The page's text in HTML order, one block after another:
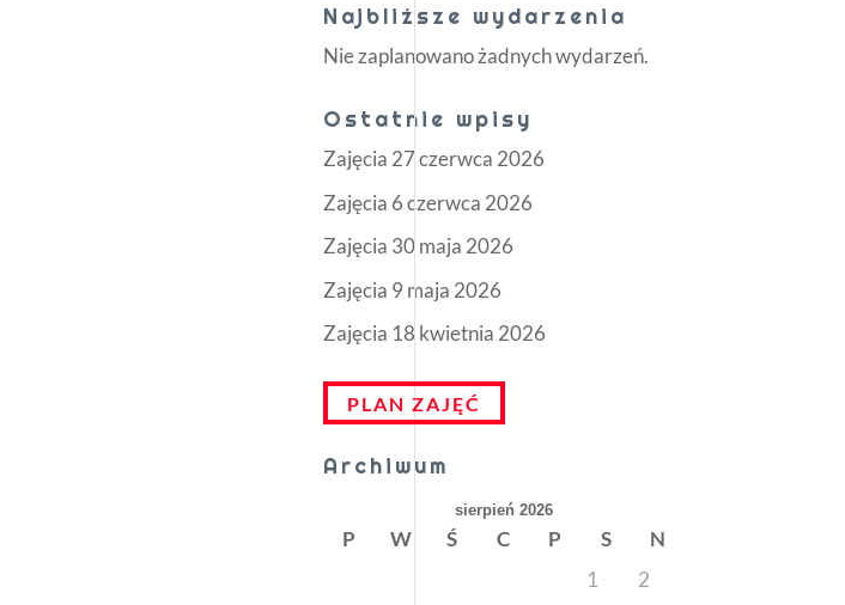
Najbliższe wydarzenia
Nie zaplanowano żadnych wydarzeń.
Ostatnie wpisy
Zajęcia 27 czerwca 2026
Zajęcia 6 czerwca 2026
Zajęcia 30 maja 2026
Zajęcia 9 maja 2026
Zajęcia 18 kwietnia 2026
PLAN ZAJĘĆ
Archiwum
sierpień 2026
P W Ś C P S
N
1
2